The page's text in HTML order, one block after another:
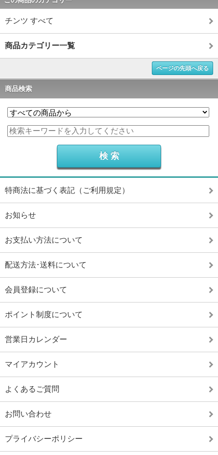
チンツ すべて
商品カテゴリー一覧
ページの先頭へ戻る
商品検索
特商法に基づく表記（ご利用規定）
お知らせ
お支払い方法について
配送方法･送料について
会員登録について
ポイント制度について
営業日カレンダー
マイアカウント
よくあるご質問
お問い合わせ
プライバシーポリシー